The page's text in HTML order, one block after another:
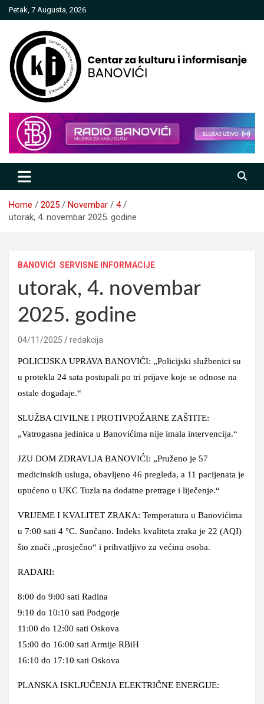
Skip
to
Petak, 7 Augusta, 2026
Centar za kulturu i informisanje
Banovići
Home 2025 Novembar
4
utorak, 4. novembar 2025. godine
BANOVIĆI SERVISNE INFORMACIJE
utorak, 4. novembar
2025. godine
04/11/2025 redakcija
POLICIJSKA UPRAVA BANOVIĆI: „Policijski službenici su
u protekla 24 sata postupali po tri prijave koje se odnose na
ostale događaje.“
SLUŽBA CIVILNE I PROTIVPOŽARNE ZAŠTITE:
„Vatrogasna jedinica u Banovićima nije imala intervencija.“
JZU DOM ZDRAVLJA BANOVIĆI: „Pruženo je 57
medicinskih usluga, obavljeno 46 pregleda, a 11 pacijenata je
upućeno u UKC Tuzla na dodatne pretrage i liječenje.“
VRIJEME I KVALITET ZRAKA: Temperatura u Banovićima
u 7:00 sati 4 °C. Sunčano. Indeks kvaliteta zraka je 22 (AQI)
što znači „prosječno“ i prihvatljivo za većinu osoba.
RADARI:
8:00 do 9:00 sati Radina
9:10 do 10:10 sati Podgorje
11:00 do 12:00 sati Oskova
15:00 do 16:00 sati Armije RBiH
16:10 do 17:10 sati Oskova
PLANSKA ISKLJUČENJA ELEKTRIČNE ENERGIJE: